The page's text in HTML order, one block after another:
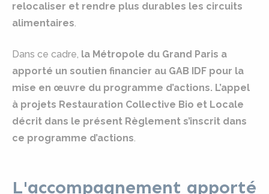
relocaliser et rendre plus durables les circuits
alimentaires.
Dans ce cadre, la Métropole du Grand Paris a
apporté un soutien financier au GAB IDF pour la
mise en œuvre du programme d’actions. L’appel
à projets Restauration Collective Bio et Locale
décrit dans le présent Règlement s’inscrit dans
ce programme d’actions.
L'accompagnement apporté